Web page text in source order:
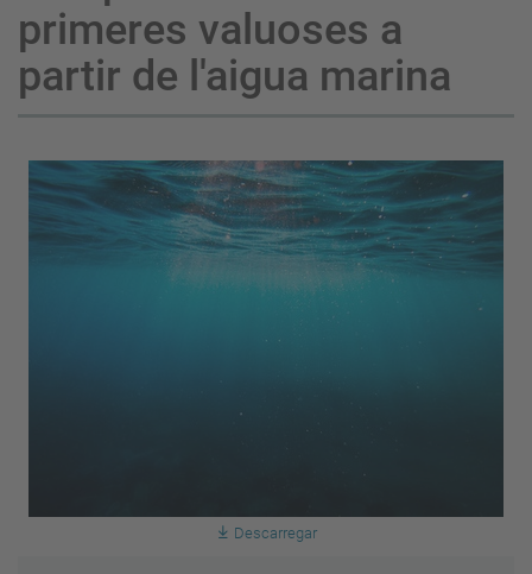
primeres valuoses a
partir de l'aigua marina
Descarregar